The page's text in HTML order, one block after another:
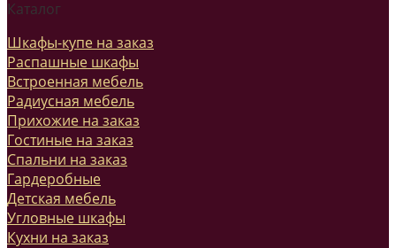
Каталог
Шкафы-купе на заказ
Распашные шкафы
Встроенная мебель
Радиусная мебель
Прихожие на заказ
Гостиные на заказ
Спальни на заказ
Гардеробные
Детская мебель
Угловные шкафы
Кухни на заказ